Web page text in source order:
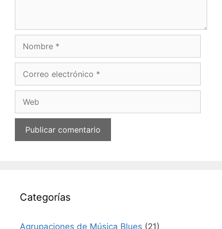
Categorías
Agrupaciones de Música Blues (21)